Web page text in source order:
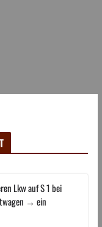
Lkw auf S 1 bei
→ ein